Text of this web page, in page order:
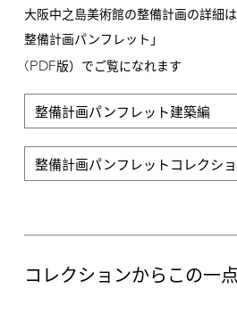
大阪中之島美術館の整備計画の詳細
整備計画パンフレット」
(PDF版）でご覧になれます
整備計画パンフレット建築編
整備計画パンフレットコレクシ
コレクションからこの一点